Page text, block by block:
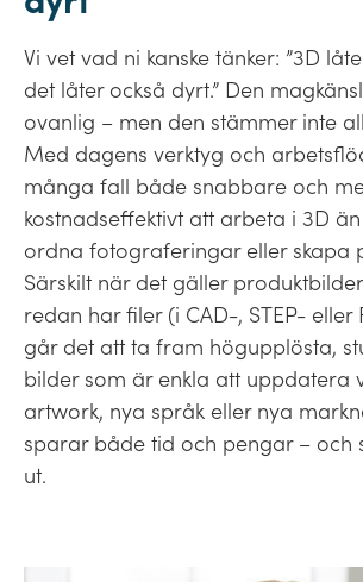
Vi vet vad ni kanske tänker: ”3D
det låter också dyrt.” Den
ovanlig – men den stämmer inte
Med dagens verktyg och
många fall både snabbare och
kostnadseffektivt att arbeta i 3D
ordna fotograferingar eller skapa
Särskilt när det gäller
redan har filer (i CAD-, STEP- eller
går det att ta fram högupplösta,
bilder som är enkla att uppdatera
artwork, nya språk eller nya
sparar både tid och pengar – och
ut.